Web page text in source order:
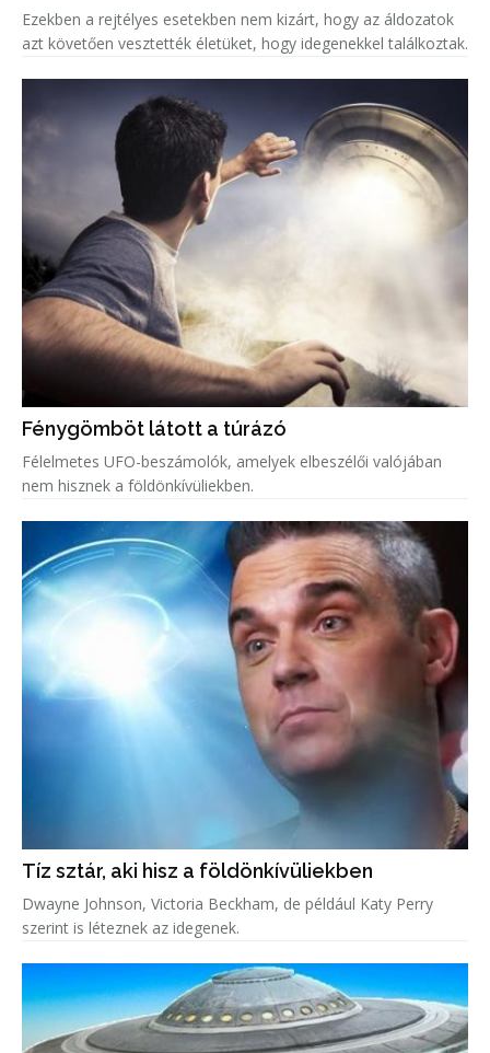
Ezekben a rejtélyes esetekben nem kizárt, hogy az áldozatok
azt követően vesztették életüket, hogy idegenekkel találkoztak.
Fénygömböt látott a túrázó
Félelmetes UFO-beszámolók, amelyek elbeszélői valójában
nem hisznek a földönkívüliekben.
Tíz sztár, aki hisz a földönkívüliekben
Dwayne Johnson, Victoria Beckham, de például Katy Perry
szerint is léteznek az idegenek.